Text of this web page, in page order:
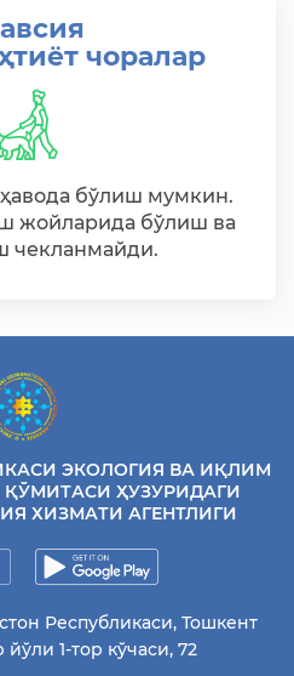
чоралар
бўлиш мумкин.
жойларида бўлиш ва
чекланмайди.
ЭКОЛОГИЯ ВА ИҚЛИМ
ҲУЗУРИДАГИ
ХИЗМАТИ АГЕНТЛИГИ
Республикаси, Тошкент
1-тор кўчаси, 72